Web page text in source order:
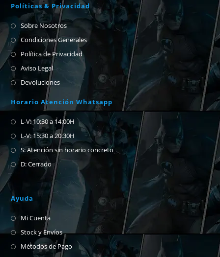
Políticas & Privacidad
Sobre Nosotros
Condiciones Generales
Política de Privacidad
Aviso Legal
Devoluciones
Horario Atención Whatsapp
L-V: 10:30 a 14:00H
L-V: 15:30 a 20:30H
S: Atención sin horario concreto
D: Cerrado
Ayuda
Mi Cuenta
Stock y Envíos
Métodos de Pago